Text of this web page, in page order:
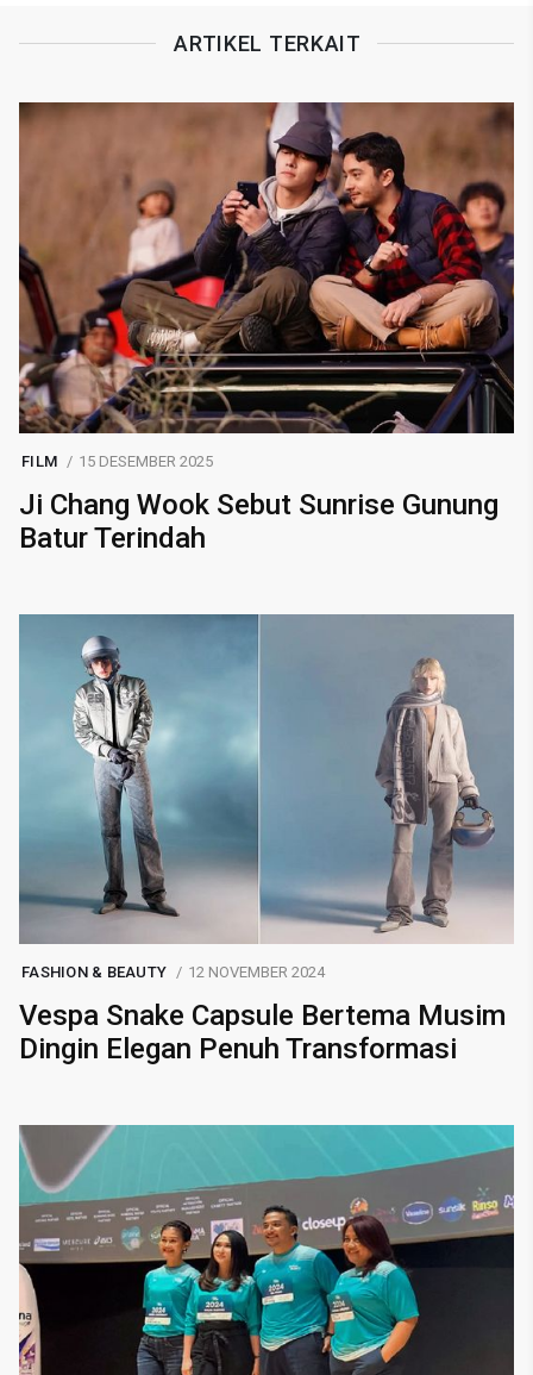
ARTIKEL TERKAIT
FILM 15 DESEMBER 2025
Ji Chang Wook Sebut Sunrise Gunung
Batur Terindah
FASHION & BEAUTY 12 NOVEMBER 2024
Vespa Snake Capsule Bertema Musim
Dingin Elegan Penuh Transformasi